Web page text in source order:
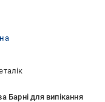
Барні для випікання